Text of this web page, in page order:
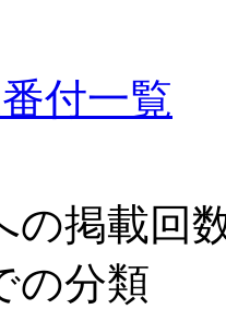
付一覧
の掲載回
の分類